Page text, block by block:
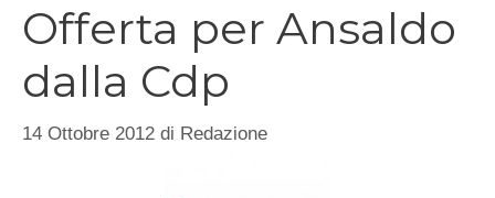
Offerta per Ansaldo
dalla Cdp
14 Ottobre 2012 di Redazione